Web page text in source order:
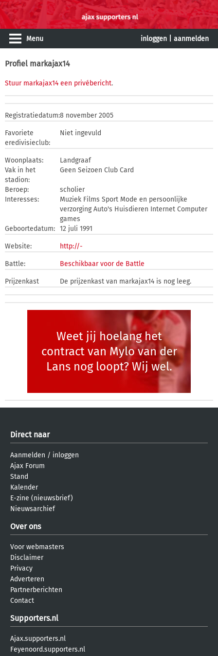
Menu inloggen aanmelden
Profiel markajax14
Stuur markajax14 een privébericht.
Registratiedatum:8 november 2005
Favoriete
eredivisieclub:
Niet ingevuld
Woonplaats:
Landgraaf
Vak in het
stadion:
Geen Seizoen Club Card
Beroep:
scholier
Interesses:
Muziek Films Sport Mode en persoonlijke
verzorging Auto's Huisdieren Internet Computer
games
Geboortedatum: 12 juli 1991
Website: http://-
Battle: Beschikbaar voor de Battle
Prijzenkast De prijzenkast van markajax14 is nog leeg.
Weet jij hoelang het
contract van Mylo van der
Lans nog loopt? Wij wel.
Direct naar
Aanmelden / inloggen
Ajax Forum
Stand
Kalender
E-zine (nieuwsbrief)
Nieuwsarchief
Over ons
Voor webmasters
Disclaimer
Privacy
Adverteren
Partnerberichten
Contact
Supporters.nl
Ajax.supporters.nl
Feyenoord.supporters.nl